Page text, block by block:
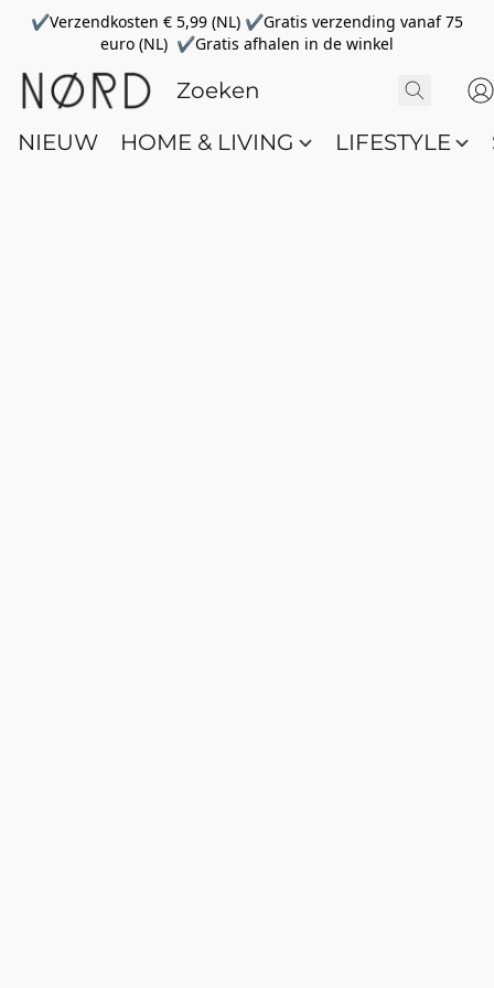
✔Verzendkosten € 5,99 (NL) ✔Gratis verzending vanaf 75
euro (NL) ✔Gratis afhalen in de winkel
NIEUW HOME & LIVING LIFESTYLE